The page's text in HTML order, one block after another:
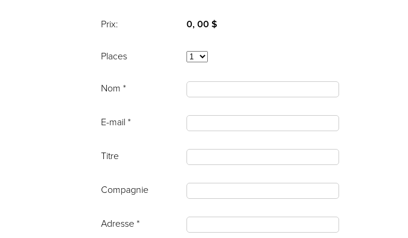
Prix: 0, 00 $
Places
Nom *
E-mail *
Titre
Compagnie
Adresse *